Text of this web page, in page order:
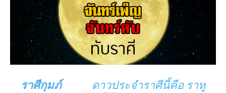
ราศีกุมภ์
ดาวประจำราศีนี้คือ ราหู